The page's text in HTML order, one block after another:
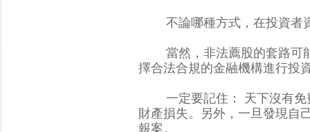
不論哪種方式，在投資
當然，非法薦股的套路可
擇合法合規的金融機構進行投資
一定要記住： 天下沒有免
財產損失。另外，一旦發
報案。